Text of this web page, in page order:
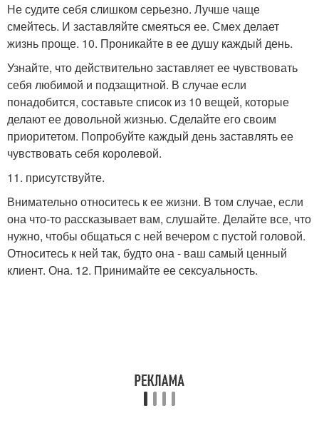
Не судите себя слишком серьезно. Лучше чаще
смейтесь. И заставляйте смеяться ее. Смех делает
жизнь проще. 10. Проникайте в ее душу каждый день.
Узнайте, что действительно заставляет ее чувствовать
себя любимой и подзащитной. В случае если
понадобится, составьте список из 10 вещей, которые
делают ее довольной жизнью. Сделайте его своим
приоритетом. Попробуйте каждый день заставлять ее
чувствовать себя королевой.
11. присутствуйте.
Внимательно относитесь к ее жизни. В том случае, если
она что-то рассказывает вам, слушайте. Делайте все, что
нужно, чтобы общаться с ней вечером с пустой головой.
Относитесь к ней так, будто она - ваш самый ценный
клиент. Она. 12. Принимайте ее сексуальность.